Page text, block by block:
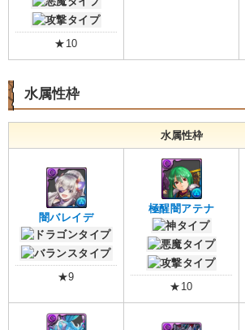
★10
水属性枠
水属性枠
闇バレイデ
★9
極醒闇アテナ
★10